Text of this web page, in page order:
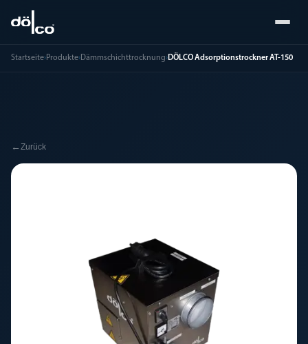
Startseite›Produkte›Dämmschichttrocknung›DÖLCO Adsorptionstrockner AT-150
← Zurück